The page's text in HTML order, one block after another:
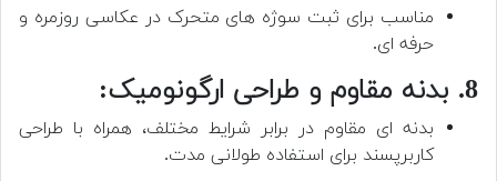
مناسب برای ثبت سوژه های متحرک در عکاسی روزمره و
حرفه ای.
8. بدنه مقاوم و طراحی ارگونومیک:
بدنه ای مقاوم در برابر شرایط مختلف، همراه با طراحی
کاربرپسند برای استفاده طولانی مدت.